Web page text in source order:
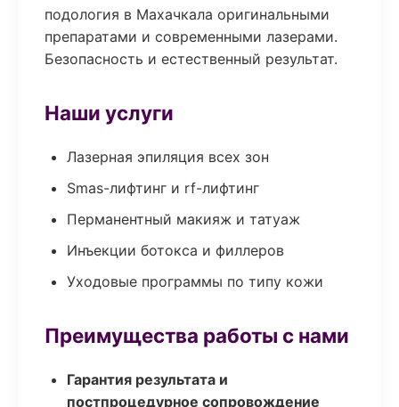
подология в Махачкала оригинальными
препаратами и современными лазерами.
Безопасность и естественный результат.
Наши услуги
Лазерная эпиляция всех зон
Smas-лифтинг и rf-лифтинг
Перманентный макияж и татуаж
Инъекции ботокса и филлеров
Уходовые программы по типу кожи
Преимущества работы с нами
Гарантия результата и
постпроцедурное сопровождение